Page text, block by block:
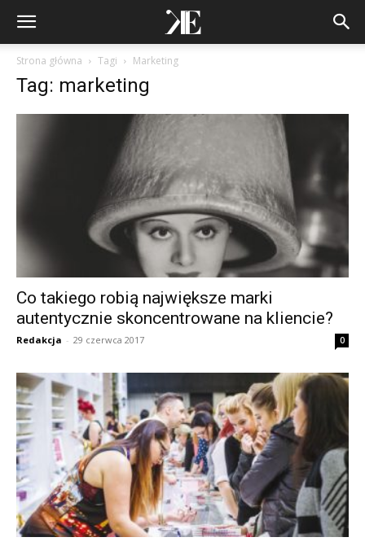
Strona główna Tagi Marketing
Tag: marketing
Co takiego robią największe marki
autentycznie skoncentrowane na kliencie?
Redakcja - 29 czerwca 2017 0